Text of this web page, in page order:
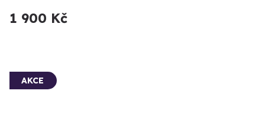
1 900 Kč
AKCE